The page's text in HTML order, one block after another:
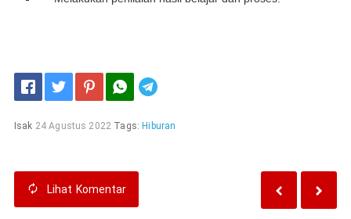
Isak 24 Agustus 2022 Tags: Hiburan
Lihat Komentar